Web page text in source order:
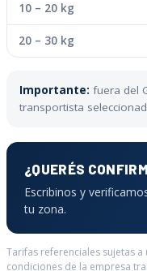
10 – 20 kg
20 – 30 kg
Importante: fuera del
transportista
¿QUERÉS
Escribinos y
tu zona.
Tarifas referenciales sujetas
condiciones de la empresa